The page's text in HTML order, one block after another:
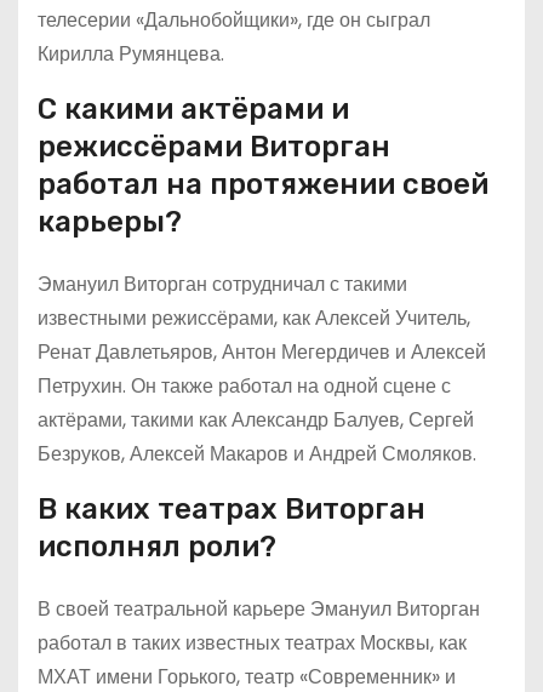
телесерии «Дальнобойщики», где он сыграл
Кирилла Румянцева.
С какими актёрами и
режиссёрами Виторган
работал на протяжении своей
карьеры?
Эмануил Виторган сотрудничал с такими
известными режиссёрами, как Алексей Учитель,
Ренат Давлетьяров, Антон Мегердичев и Алексей
Петрухин. Он также работал на одной сцене с
актёрами, такими как Александр Балуев, Сергей
Безруков, Алексей Макаров и Андрей Смоляков.
В каких театрах Виторган
исполнял роли?
В своей театральной карьере Эмануил Виторган
работал в таких известных театрах Москвы, как
МХАТ имени Горького, театр «Современник» и